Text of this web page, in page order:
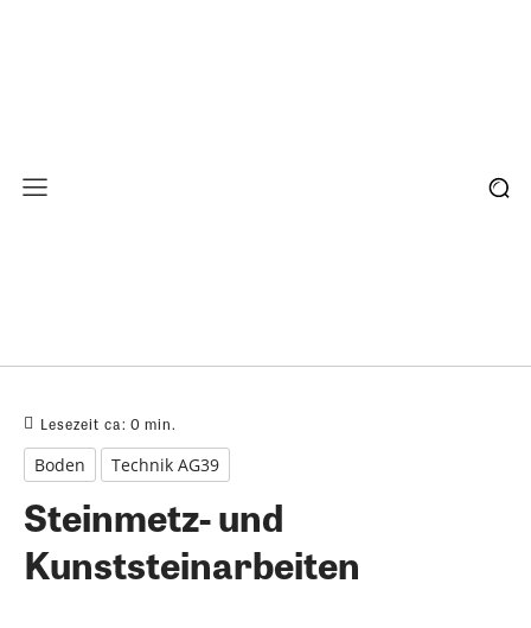
Lesezeit ca: 0 min.
Boden Technik AG39
Steinmetz- und
Kunststeinarbeiten